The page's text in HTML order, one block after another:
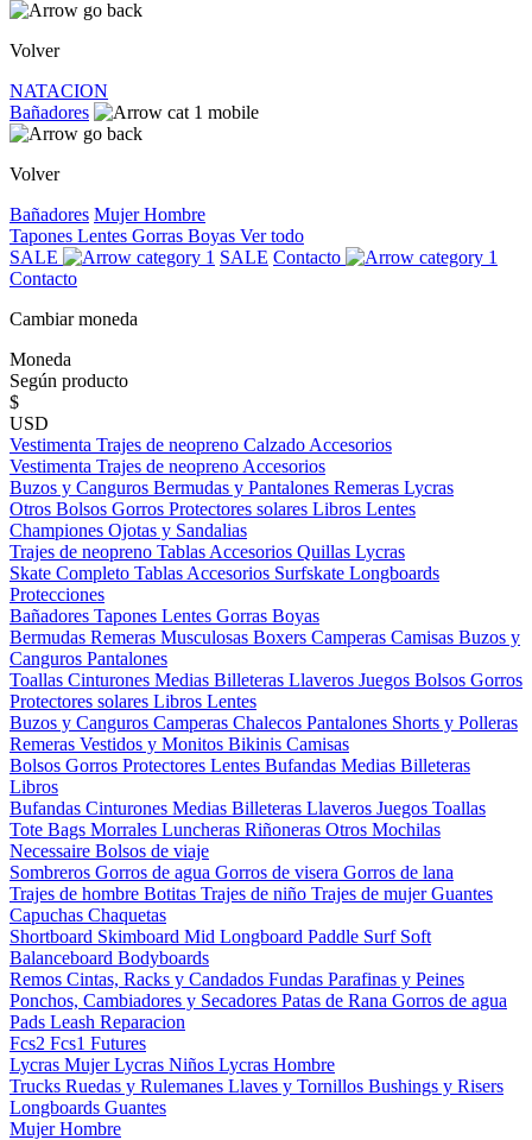
Volver
NATACION
Bañadores
Volver
Bañadores MujerHombre
Tapones Lentes Gorras Boyas Ver todo
SALE
SALE Contacto
Contacto
Cambiar moneda
Moneda
Según producto
$
USD
Vestimenta Trajes de neopreno Calzado Accesorios
Vestimenta Trajes de neopreno Accesorios
Buzos y Canguros Bermudas y Pantalones Remeras Lycras
Otros Bolsos Gorros Protectores solares Libros Lentes
Championes Ojotas y Sandalias
Trajes de neopreno Tablas Accesorios Quillas Lycras
Skate Completo Tablas Accesorios Surfskate Longboards
Protecciones
Bañadores Tapones Lentes Gorras Boyas
Bermudas Remeras Musculosas Boxers Camperas Camisas Buzos y
Canguros Pantalones
Toallas Cinturones Medias Billeteras Llaveros Juegos Bolsos Gorros
Protectores solares Libros Lentes
Buzos y Canguros Camperas Chalecos Pantalones Shorts y Polleras
Remeras Vestidos y Monitos Bikinis Camisas
Bolsos Gorros Protectores Lentes Bufandas Medias Billeteras
Libros
Bufandas Cinturones Medias Billeteras Llaveros Juegos Toallas
Tote Bags Morrales Luncheras Riñoneras Otros Mochilas
Necessaire Bolsos de viaje
Sombreros Gorros de agua Gorros de visera Gorros de lana
Trajes de hombre Botitas Trajes de niño Trajes de mujerGuantes
Capuchas Chaquetas
Shortboard Skimboard Mid Longboard Paddle Surf Soft
Balanceboard Bodyboards
Remos Cintas, Racks y Candados Fundas Parafinas y Peines
Ponchos, Cambiadores y Secadores Patas de Rana Gorros de agua
Pads Leash Reparacion
Fcs2 Fcs1 Futures
Lycras MujerLycras Niños Lycras Hombre
Trucks Ruedas y Rulemanes Llaves y Tornillos Bushings y Risers
Longboards Guantes
MujerHombre